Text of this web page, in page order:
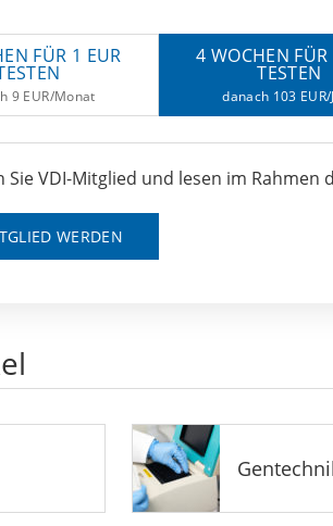
FÜR 1 EUR
9 EUR/Monat
4 WOCHEN FÜR
TESTEN
danach 103 EUR/
Sie VDI-Mitglied und lesen im Rahmen
WERDEN